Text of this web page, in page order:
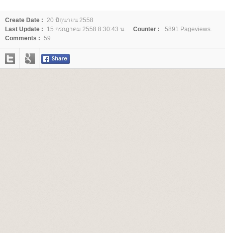
Create Date : 20 มิถุนายน 2558
Last Update :
15 กรกฎาคม 2558 8:30:43 น. Counter :
5891 Pageviews.
Comments : 59